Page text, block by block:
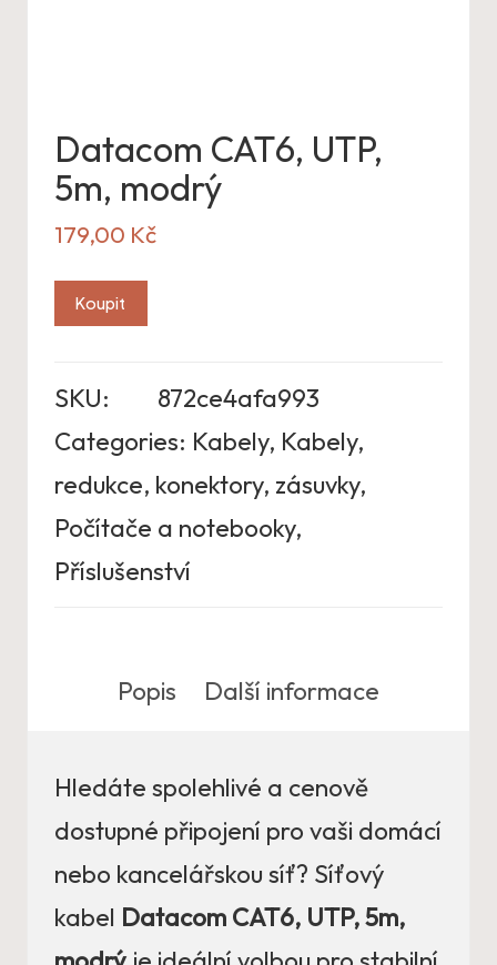
Datacom CAT6, UTP,
5m, modrý
179,00 Kč
Koupit
SKU:
872ce4afa993
Categories: Kabely, Kabely,
redukce, konektory, zásuvky,
Počítače a notebooky,
Příslušenství
Popis Další informace
Hledáte spolehlivé a cenově
dostupné připojení pro vaši domácí
nebo kancelářskou síť? Síťový
kabel Datacom CAT6, UTP, 5m,